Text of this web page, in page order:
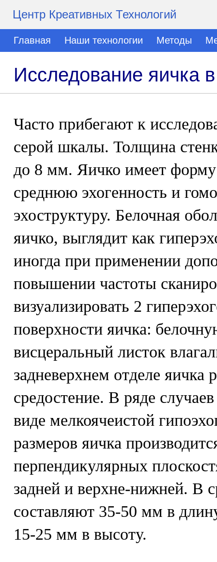
Центр Креативных Технологий
Главная Наши технологии Методы
Исследование яичка
Часто прибегают к
серой шкалы. Толщина
до 8 мм. Яичко имеет
среднюю эхогенность и
эхоструктуру. Белочная
яичко, выглядит как
иногда при применении
повышении частоты
визуализировать 2
поверхности яичка:
висцеральный листок
задневерхнем отделе яичка
средостение. В ряде
виде мелкоячеистой
размеров яичка
перпендикулярных
задней и верхне-нижней. В
составляют 35-50 мм в
15-25 мм в высоту.